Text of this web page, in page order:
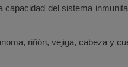
del sistema
riñón, vejiga, cabeza y